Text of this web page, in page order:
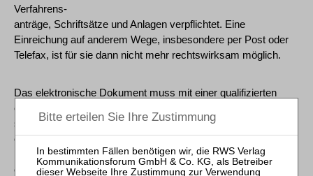
Verfahrens-
anträge, Schriftsätze und Anlagen verpflichtet. Eine
Einreichung auf anderem Wege, insbesondere per Post oder
Telefax, ist für sie dann nicht mehr rechtswirksam möglich.
Das elektronische Dokument muss mit einer qualifizierten
elektronischen Signatur der verantwortenden Person versehen
sein oder von der verantwortenden Person signiert und auf
einem sicheren Übermittlungsweg eingereicht werden. Sichere
Übermittlungswege sind beispielsweise das besondere
elektronische Anwaltspostfach (beA), das elektronische